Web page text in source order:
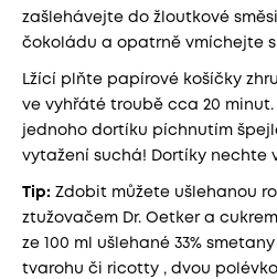
zašlehávejte do žloutkové
čokoládu a opatrně vmíchejte
Lžící plňte papírové košíčky
ve vyhřáté troubě cca 20 minut.
jednoho dortíku píchnutím
vytažení suchá! Dortíky nechte
Tip: Zdobit můžete ušlehanou
ztužovačem Dr. Oetker a
ze 100 ml ušlehané 33%
tvarohu či ricotty , dvou